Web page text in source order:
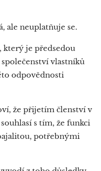
ale neuplatňuje se.
který je předsedou
vlastníků
odpovědnosti
že přijetím členství v
s tím, že funkci
potřebnými